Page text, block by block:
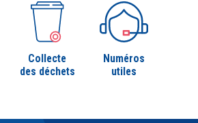
Collecte
des déchets
Numéros
utiles